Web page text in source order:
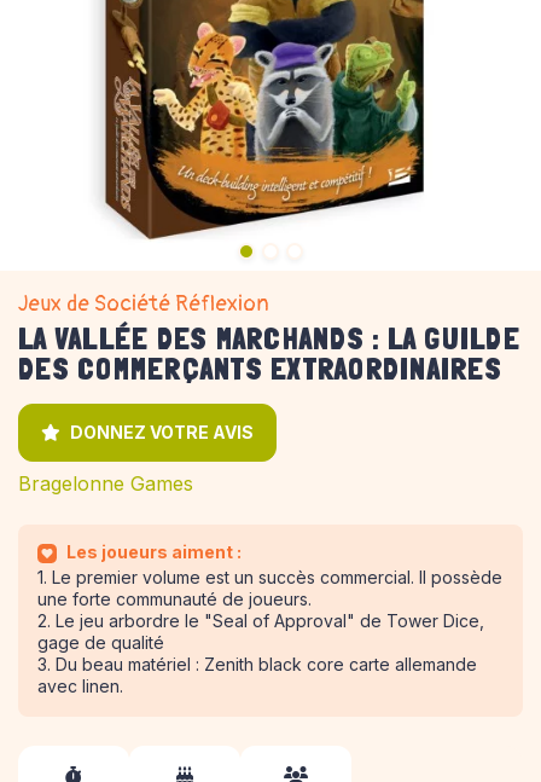
Jeux de Société Réflexion
LA VALLÉE DES MARCHANDS : LA GUILDE
DES COMMERÇANTS EXTRAORDINAIRES
DONNEZ VOTRE AVIS
Bragelonne Games
Les joueurs aiment :
1. Le premier volume est un succès commercial. Il possède
une forte communauté de joueurs.
2. Le jeu arbordre le "Seal of Approval" de Tower Dice,
gage de qualité
3. Du beau matériel : Zenith black core carte allemande
avec linen.